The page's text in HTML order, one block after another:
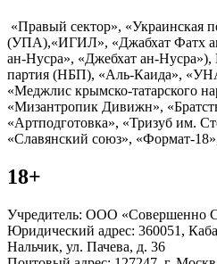
«Правый сектор», «Украинская
(УПА),«ИГИЛ», «Джабхат Фатх
ан-Нусра», «Джебхат ан-
партия (НБП), «Аль-Каида»,
«Меджлис крымско-татарского
«Мизантропик Дивижн»,
«Артподготовка», «Тризуб им.
«Славянский союз», «Формат-
18+
Учредитель: ООО «Совершенно
Юридический адрес: 360051,
Нальчик, ул. Пачева, д. 36